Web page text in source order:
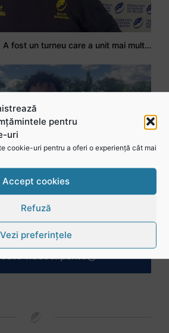
pentru
uri
cookie-uri pentru a oferi o experiență cât mai
Accept cookies
Refuză
Vezi preferințele
Stejarul Iulian Hartig: A fost un turneu care a unit mai mult echipa
videoclipurile